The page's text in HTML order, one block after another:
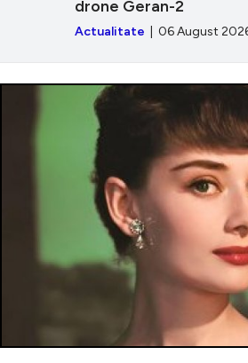
drone Geran-2
Actualitate | 06 August